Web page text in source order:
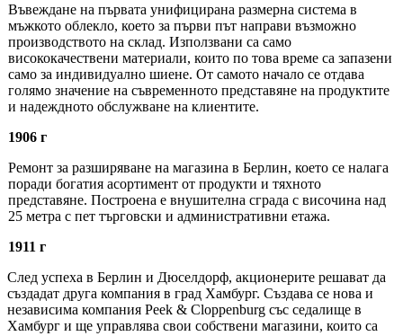
Въвеждане на първата унифицирана размерна система в
мъжкото облекло, което за първи път направи възможно
производството на склад. Използвани са само
висококачествени материали, които по това време са запазени
само за индивидуално шиене. От самото начало се отдава
голямо значение на съвременното представяне на продуктите
и надеждното обслужване на клиентите.
1906 г
Ремонт за разширяване на магазина в Берлин, което се налага
поради богатия асортимент от продукти и тяхното
представяне. Построена е внушителна сграда с височина над
25 метра с пет търговски и административни етажа.
1911 г
След успеха в Берлин и Дюселдорф, акционерите решават да
създадат друга компания в град Хамбург. Създава се нова и
независима компания Peek & Cloppenburg със седалище в
Хамбург и ще управлява свои собствени магазини, които са